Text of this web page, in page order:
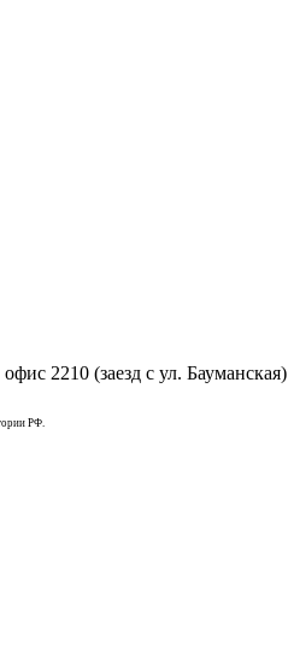
2210 (заезд с ул. Бауманская)
РФ.